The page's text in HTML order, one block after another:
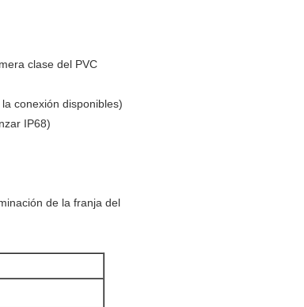
clase del PVC
conexión disponibles)
IP68)
de la franja del